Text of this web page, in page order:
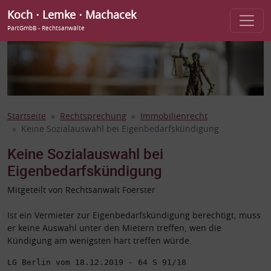
Koch ⋅ Lemke ⋅ Machacek
PartGmbB - Rechtsanwälte
Startseite Rechtsprechung
Immobilienrecht
Keine Sozialauswahl bei Eigenbedarfskündigung
Keine Sozialauswahl bei
Eigenbedarfskündigung
Mitgeteilt von Rechtsanwalt Foerster
Ist ein Vermieter zur Eigenbedarfskündigung berechtigt, muss
er keine Auswahl unter den Mietern treffen, wen die
Kündigung am wenigsten hart treffen würde.
LG Berlin vom 18.12.2019 - 64 S 91/18